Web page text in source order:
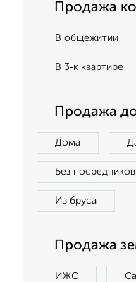
Продажа
В общежитии
В 3‑к квартире
Продажа
Дома
Без посредников
Из бруса
Продажа
ИЖС